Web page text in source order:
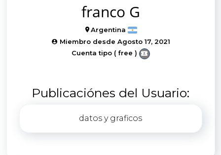
franco G
Argentina
Miembro desde Agosto 17, 2021
Cuenta tipo ( free )
Publicaciónes del Usuario:
datos y graficos